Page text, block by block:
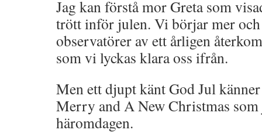
Jag kan förstå mor Greta som
trött inför julen. Vi börjar mer och
observatörer av ett årligen
som vi lyckas klara oss ifrån.
Men ett djupt känt God Jul
Merry and A New Christmas
häromdagen.